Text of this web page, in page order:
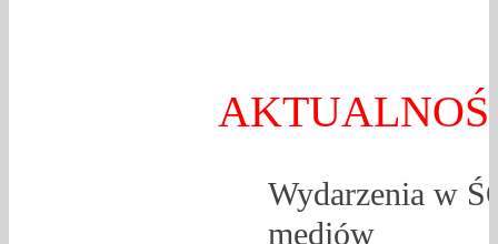
Wydarzenia w
mediów